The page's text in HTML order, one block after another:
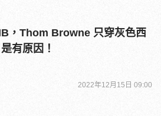
，Thom Browne 只穿灰色西
有原因！
2022年12月15日 09:00